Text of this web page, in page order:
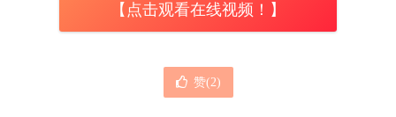
人，老医生则认为她拥有异于常人的身体构造，假想她只需
少数人认为这女孩被父母虐待、逼迫禁食，假借着天选之人
的名义从慕名而来的访客中牟取利益。为了证实自身的论点
【点击观看在线视频！】
赞(2)